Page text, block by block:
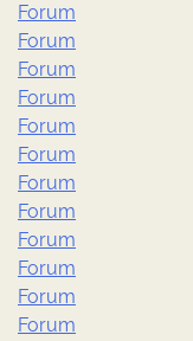
Forum
Forum
Forum
Forum
Forum
Forum
Forum
Forum
Forum
Forum
Forum
Forum